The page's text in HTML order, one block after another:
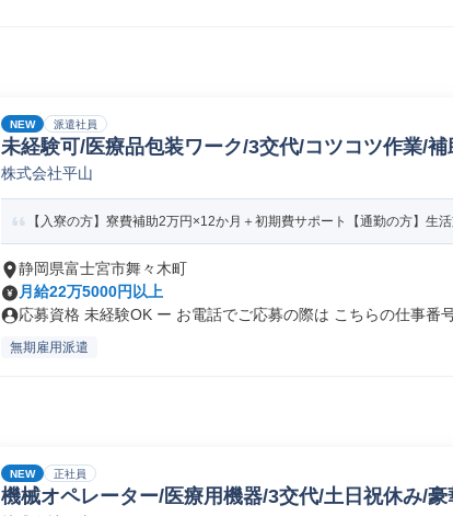
NEW 派遣社員
未経験可/医療品包装ワーク/3交代/コツコツ作業/
株式会社平山
【入寮の方】寮費補助2万円×12か月＋初期費サポート【通勤の方】生
静岡県富士宮市舞々木町
月給22万5000円以上
応募資格 未経験OK ー お電話でご応募の際は こちらの仕事番号
無期雇用派遣
NEW 正社員
機械オペレーター/医療用機器/3交代/土日祝休み/